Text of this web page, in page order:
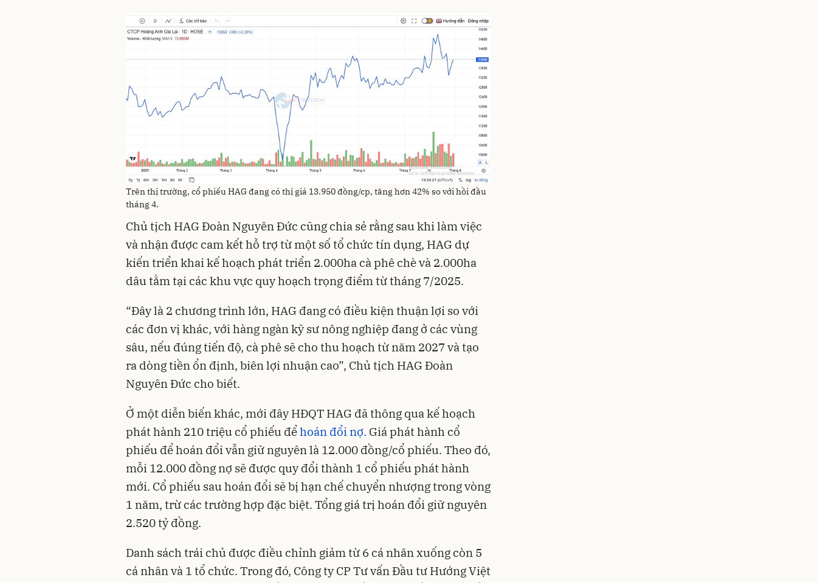
Trên thị trường, cổ phiếu HAG đang có thị giá 13.950 đồng/cp, tăng hơn 42% so với hồi đầu
tháng 4.
Chủ tịch HAG Đoàn Nguyên Đức cũng chia sẻ rằng sau khi làm việc
và nhận được cam kết hỗ trợ từ một số tổ chức tín dụng, HAG dự
kiến triển khai kế hoạch phát triển 2.000ha cà phê chè và 2.000ha
dâu tằm tại các khu vực quy hoạch trọng điểm từ tháng 7/2025.
“Đây là 2 chương trình lớn, HAG đang có điều kiện thuận lợi so với
các đơn vị khác, với hàng ngàn kỹ sư nông nghiệp đang ở các vùng
sâu, nếu đúng tiến độ, cà phê sẽ cho thu hoạch từ năm 2027 và tạo
ra dòng tiền ổn định, biên lợi nhuận cao”, Chủ tịch HAG Đoàn
Nguyên Đức cho biết.
Ở một diễn biến khác, mới đây HĐQT HAG đã thông qua kế hoạch
phát hành 210 triệu cổ phiếu đểhoán đổi nợ. Giá phát hành cổ
phiếu để hoán đổi vẫn giữ nguyên là 12.000 đồng/cổ phiếu. Theo đó,
mỗi 12.000 đồng nợ sẽ được quy đổi thành 1 cổ phiếu phát hành
mới. Cổ phiếu sau hoán đổi sẽ bị hạn chế chuyển nhượng trong vòng
1 năm, trừ các trường hợp đặc biệt. Tổng giá trị hoán đổi giữ nguyên
2.520 tỷ đồng.
Danh sách trái chủ được điều chỉnh giảm từ 6 cá nhân xuống còn 5
cá nhân và 1 tổ chức. Trong đó, Công ty CP Tư vấn Đầu tư Hướng Việt